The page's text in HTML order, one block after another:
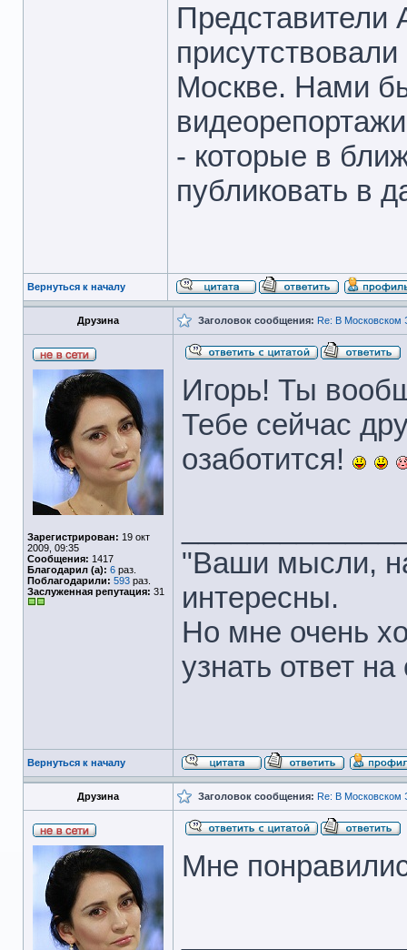
Представители
Москве. Нами
- которые в
публиковать в
Вернуться к началу
Друзина Заголовок сообщения: Re: В Московском
Зарегистрирован: 19 окт
2009, 09:35
Сообщения: 1417
Благодарил (а): 6 раз.
Поблагодарили: 593 раз.
Заслуженная репутация: 31
Игорь! Ты
Тебе сейчас
озаботится!
"Ваши мысли,
интересны.
Но мне очень
узнать ответ
Вернуться к началу
Друзина Заголовок сообщения: Re: В Московском
Мне